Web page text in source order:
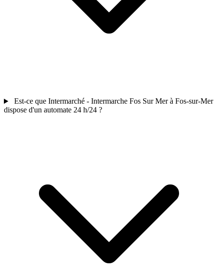
Est-ce que Intermarché - Intermarche Fos Sur Mer à Fos-sur-Mer
dispose d'un automate 24 h/24 ?